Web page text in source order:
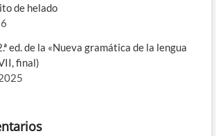
de helado
ed. de la «Nueva gramática de la lengua
final)